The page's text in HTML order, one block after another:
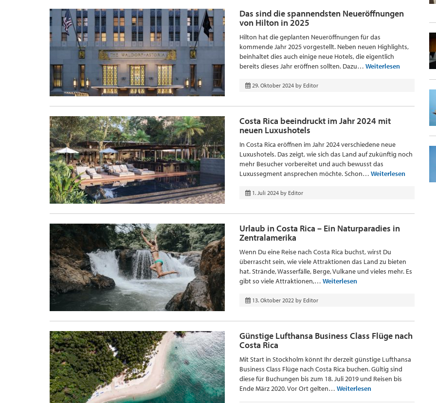
Das sind die spannendsten Neueröffnungen
von Hilton in 2025
Hilton hat die geplanten Neueröffnungen für das
kommende Jahr 2025 vorgestellt. Neben neuen Highlights,
beinhaltet dies auch einige neue Hotels, die eigentlich
bereits dieses Jahr eröffnen sollten. Dazu… Weiterlesen
29. Oktober 2024 by Editor
Costa Rica beeindruckt im Jahr 2024 mit
neuen Luxushotels
In Costa Rica eröffnen im Jahr 2024 verschiedene neue
Luxushotels. Das zeigt, wie sich das Land auf zukünftig noch
mehr Besucher vorbereitet und auch bewusst das
Luxussegment ansprechen möchte. Schon… Weiterlesen
1. Juli 2024 by Editor
Urlaub in Costa Rica – Ein Naturparadies in
Zentralamerika
Wenn Du eine Reise nach Costa Rica buchst, wirst Du
überrascht sein, wie viele Attraktionen das Land zu bieten
hat. Strände, Wasserfälle, Berge, Vulkane und vieles mehr. Es
gibt so viele Attraktionen,… Weiterlesen
13. Oktober 2022 by Editor
Günstige Lufthansa Business Class Flüge nach
Costa Rica
Mit Start in Stockholm könnt Ihr derzeit günstige Lufthansa
Business Class Flüge nach Costa Rica buchen. Gültig sind
diese für Buchungen bis zum 18. Juli 2019 und Reisen bis
Ende März 2020. Vor Ort gelten… Weiterlesen